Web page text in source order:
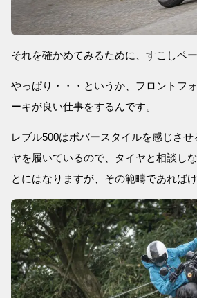
それを確かめてみるために、すこしペー
やっぱり・・・というか、フロントフ
ーキが良い仕事をするんです。
レブル500はボバースタイルを感じさ
ヤを履いているので、タイヤと相談し
とにはなりますが、その範疇であれば